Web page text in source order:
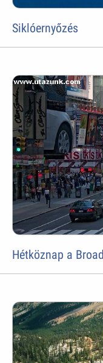
Siklóernyőzés
Hétköznap a